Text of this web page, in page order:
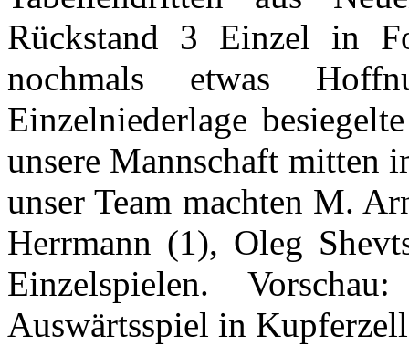
Rückstand 3 Einzel in
nochmals etwas
Einzelniederlage
unsere Mannschaft mitten
unser Team machten M.
Herrmann (1), Oleg
Einzelspielen.
Auswärtsspiel in Kupferzell